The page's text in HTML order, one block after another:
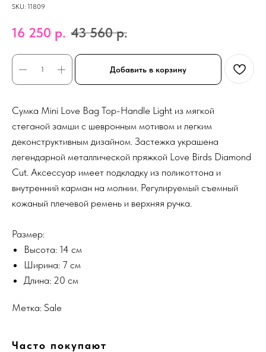
SKU: 11809
16 250 р. 43 560 р.
Добавить в корзину
Сумка Mini Love Bag Top-Handle Light из мягкой
стеганой замши с шевронным мотивом и легким
деконструктивным дизайном. Застежка украшена
легендарной металлической пряжкой Love Birds Diamond
Cut. Аксессуар имеет подкладку из поликоттона и
внутренний карман на молнии. Регулируемый съемный
кожаный плечевой ремень и верхняя ручка.
Размер:
Высота: 14 см
Ширина: 7 см
Длина: 20 см
Метка: Sale
Часто покупают